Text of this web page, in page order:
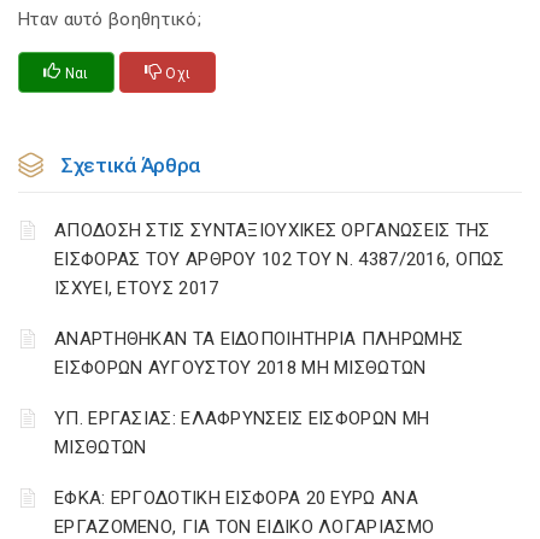
Ηταν αυτό βοηθητικό;
Ναι Οχι
Σχετικά Άρθρα
ΑΠΟΔΟΣΗ ΣΤΙΣ ΣΥΝΤΑΞΙΟΥΧΙΚΕΣ ΟΡΓΑΝΩΣΕΙΣ ΤΗΣ
ΕΙΣΦΟΡΑΣ ΤΟΥ ΑΡΘΡΟΥ 102 ΤΟΥ Ν. 4387/2016, ΟΠΩΣ
ΙΣΧΥΕΙ, ΕΤΟΥΣ 2017
ΑΝΑΡΤΗΘΗΚΑΝ ΤΑ ΕΙΔΟΠΟΙΗΤΗΡΙΑ ΠΛΗΡΩΜΗΣ
ΕΙΣΦΟΡΩΝ ΑΥΓΟΥΣΤΟΥ 2018 ΜΗ ΜΙΣΘΩΤΩΝ
ΥΠ. ΕΡΓΑΣΙΑΣ: ΕΛΑΦΡΥΝΣΕΙΣ ΕΙΣΦΟΡΩΝ ΜΗ
ΜΙΣΘΩΤΩΝ
ΕΦΚΑ: ΕΡΓΟΔΟΤΙΚΗ ΕΙΣΦΟΡΑ 20 ΕΥΡΩ ΑΝΑ
ΕΡΓΑΖΟΜΕΝΟ, ΓΙΑ ΤΟΝ ΕΙΔΙΚΟ ΛΟΓΑΡΙΑΣΜΟ